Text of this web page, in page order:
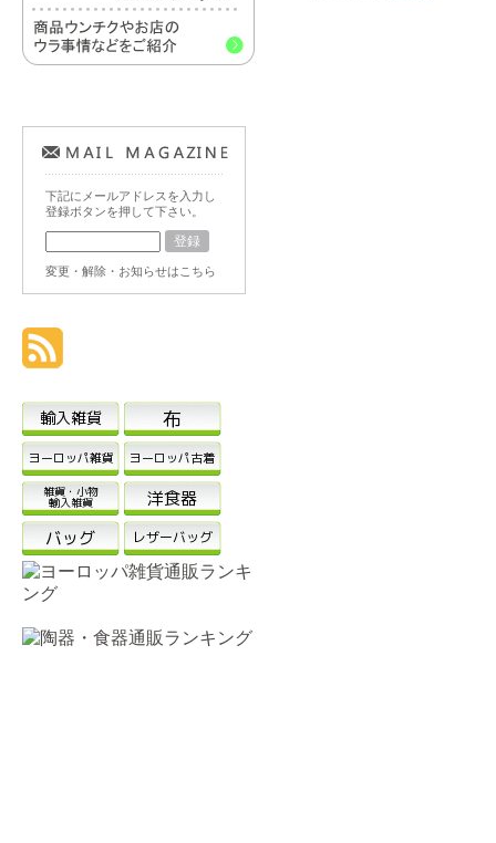
下記にメールアドレスを入力し
登録ボタンを押して下さい。
変更・解除・お知らせはこちら